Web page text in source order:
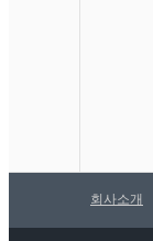
회사소개